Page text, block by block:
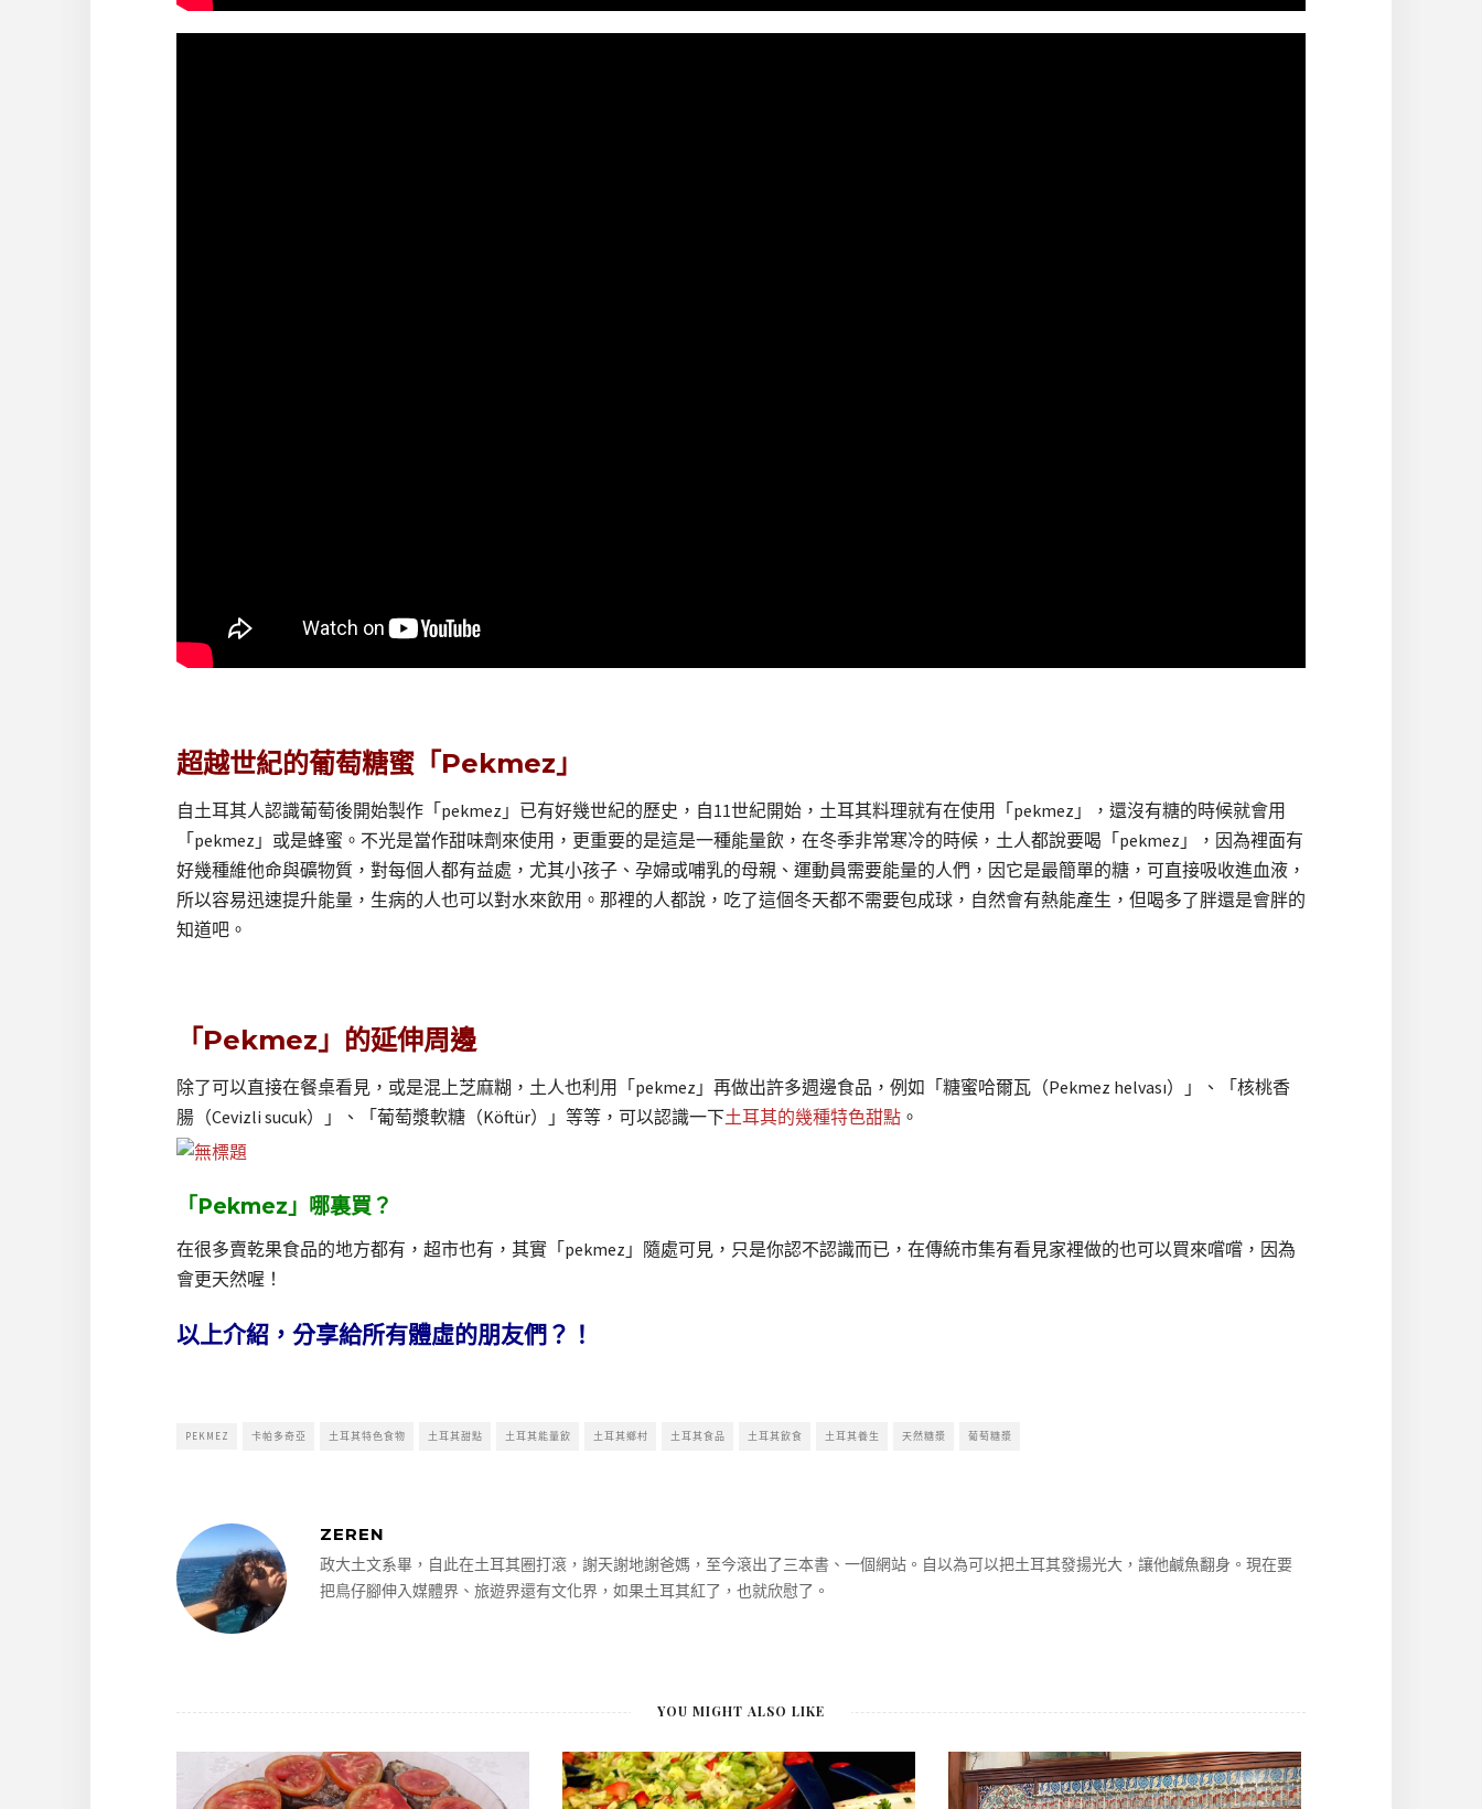
超越世紀的葡萄糖蜜「Pekmez」
自土耳其人認識葡萄後開始製作「pekmez」已有好幾世紀的歷史，自11世紀開始，土耳其料理就有在使用「pekmez」，還沒有糖的時候就會用
「pekmez」或是蜂蜜。不光是當作甜味劑來使用，更重要的是這是一種能量飲，在冬季非常寒冷的時候，土人都說要喝「pekmez」，因為裡面有
好幾種維他命與礦物質，對每個人都有益處，尤其小孩子、孕婦或哺乳的母親、運動員需要能量的人們，因它是最簡單的糖，可直接吸收進血液，
所以容易迅速提升能量，生病的人也可以對水來飲用。那裡的人都說，吃了這個冬天都不需要包成球，自然會有熱能產生，但喝多了胖還是會胖的
知道吧。
「Pekmez」的延伸周邊
除了可以直接在餐桌看見，或是混上芝麻糊，土人也利用「pekmez」再做出許多週邊食品，例如「糖蜜哈爾瓦（Pekmez helvası）」、「核桃香
腸（Cevizli sucuk）」、「葡萄漿軟糖（Köftür）」等等，可以認識一下土耳其的幾種特色甜點 。
「Pekmez」哪裏買？
在很多賣乾果食品的地方都有，超市也有，其實「pekmez」隨處可見，只是你認不認識而已，在傳統市集有看見家裡做的也可以買來嚐嚐，因為
會更天然喔！
以上介紹，分享給所有體虛的朋友們？！
PEKMEZ 卡帕多奇亞 土耳其特色食物 土耳其甜點 土耳其能量飲 土耳其鄉村 土耳其食品 土耳其飲食 土耳其養生 天然糖漿 葡萄糖漿
ZEREN
政大土文系畢，自此在土耳其圈打滾，謝天謝地謝爸媽，至今滾出了三本書、一個網站。自以為可以把土耳其發揚光大，讓他鹹魚翻身。現在要
把鳥仔腳伸入媒體界、旅遊界還有文化界，如果土耳其紅了，也就欣慰了。
YOU MIGHT ALSO LIKE